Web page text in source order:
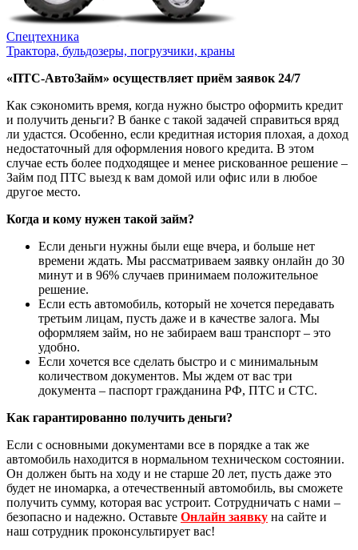
Спецтехника
Трактора, бульдозеры, погрузчики, краны
«ПТС-АвтоЗайм» осуществляет приём заявок 24/7
Как сэкономить время, когда нужно быстро оформить кредит
и получить деньги? В банке с такой задачей справиться вряд
ли удастся. Особенно, если кредитная история плохая, а доход
недостаточный для оформления нового кредита. В этом
случае есть более подходящее и менее рискованное решение –
Займ под ПТС выезд к вам домой или офис или в любое
другое место.
Когда и кому нужен такой займ?
Если деньги нужны были еще вчера, и больше нет
времени ждать. Мы рассматриваем заявку онлайн до 30
минут и в 96% случаев принимаем положительное
решение.
Если есть автомобиль, который не хочется передавать
третьим лицам, пусть даже и в качестве залога. Мы
оформляем займ, но не забираем ваш транспорт – это
удобно.
Если хочется все сделать быстро и с минимальным
количеством документов. Мы ждем от вас три
документа – паспорт гражданина РФ, ПТС и СТС.
Как гарантированно получить деньги?
Если с основными документами все в порядке а так же
автомобиль находится в нормальном техническом состоянии.
Он должен быть на ходу и не старше 20 лет, пусть даже это
будет не иномарка, а отечественный автомобиль, вы сможете
получить сумму, которая вас устроит. Сотрудничать с нами –
безопасно и надежно. Оставьте Онлайн заявку на сайте и
наш сотрудник проконсультирует вас!